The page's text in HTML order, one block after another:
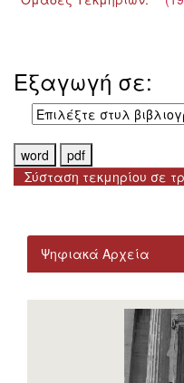
Εξαγωγή σε:
Σύσταση τεκμηρίου σε
Ψηφιακά Αρχεία